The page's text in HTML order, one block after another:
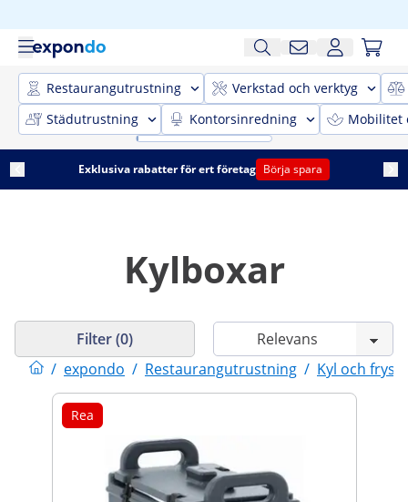
Restaurangutrustning
Verkstad och verktyg
Städutrustning
Kontorsinredning Mobilitet
Exklusiva rabatter för ert företag Börja spara
Kylboxar
/ expondo / Restaurangutrustning / Kyl och frys
Filter (0)
Rea